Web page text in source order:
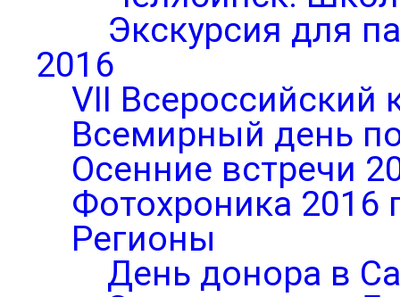
Экскурсия для
2016
VII Всероссийский
Всемирный день
Осенние встречи
Фотохроника 2016
Регионы
День донора в